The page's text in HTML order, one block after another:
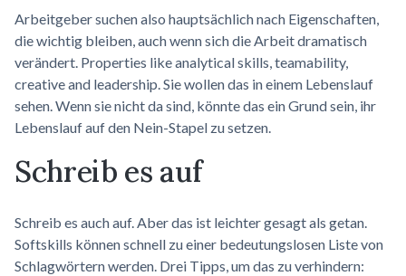
Arbeitgeber suchen also hauptsächlich nach Eigenschaften,
die wichtig bleiben, auch wenn sich die Arbeit dramatisch
verändert. Properties like analytical skills, teamability,
creative and leadership. Sie wollen das in einem Lebenslauf
sehen. Wenn sie nicht da sind, könnte das ein Grund sein, ihr
Lebenslauf auf den Nein-Stapel zu setzen.
Schreib es auf
Schreib es auch auf. Aber das ist leichter gesagt als getan.
Softskills können schnell zu einer bedeutungslosen Liste von
Schlagwörtern werden. Drei Tipps, um das zu verhindern: